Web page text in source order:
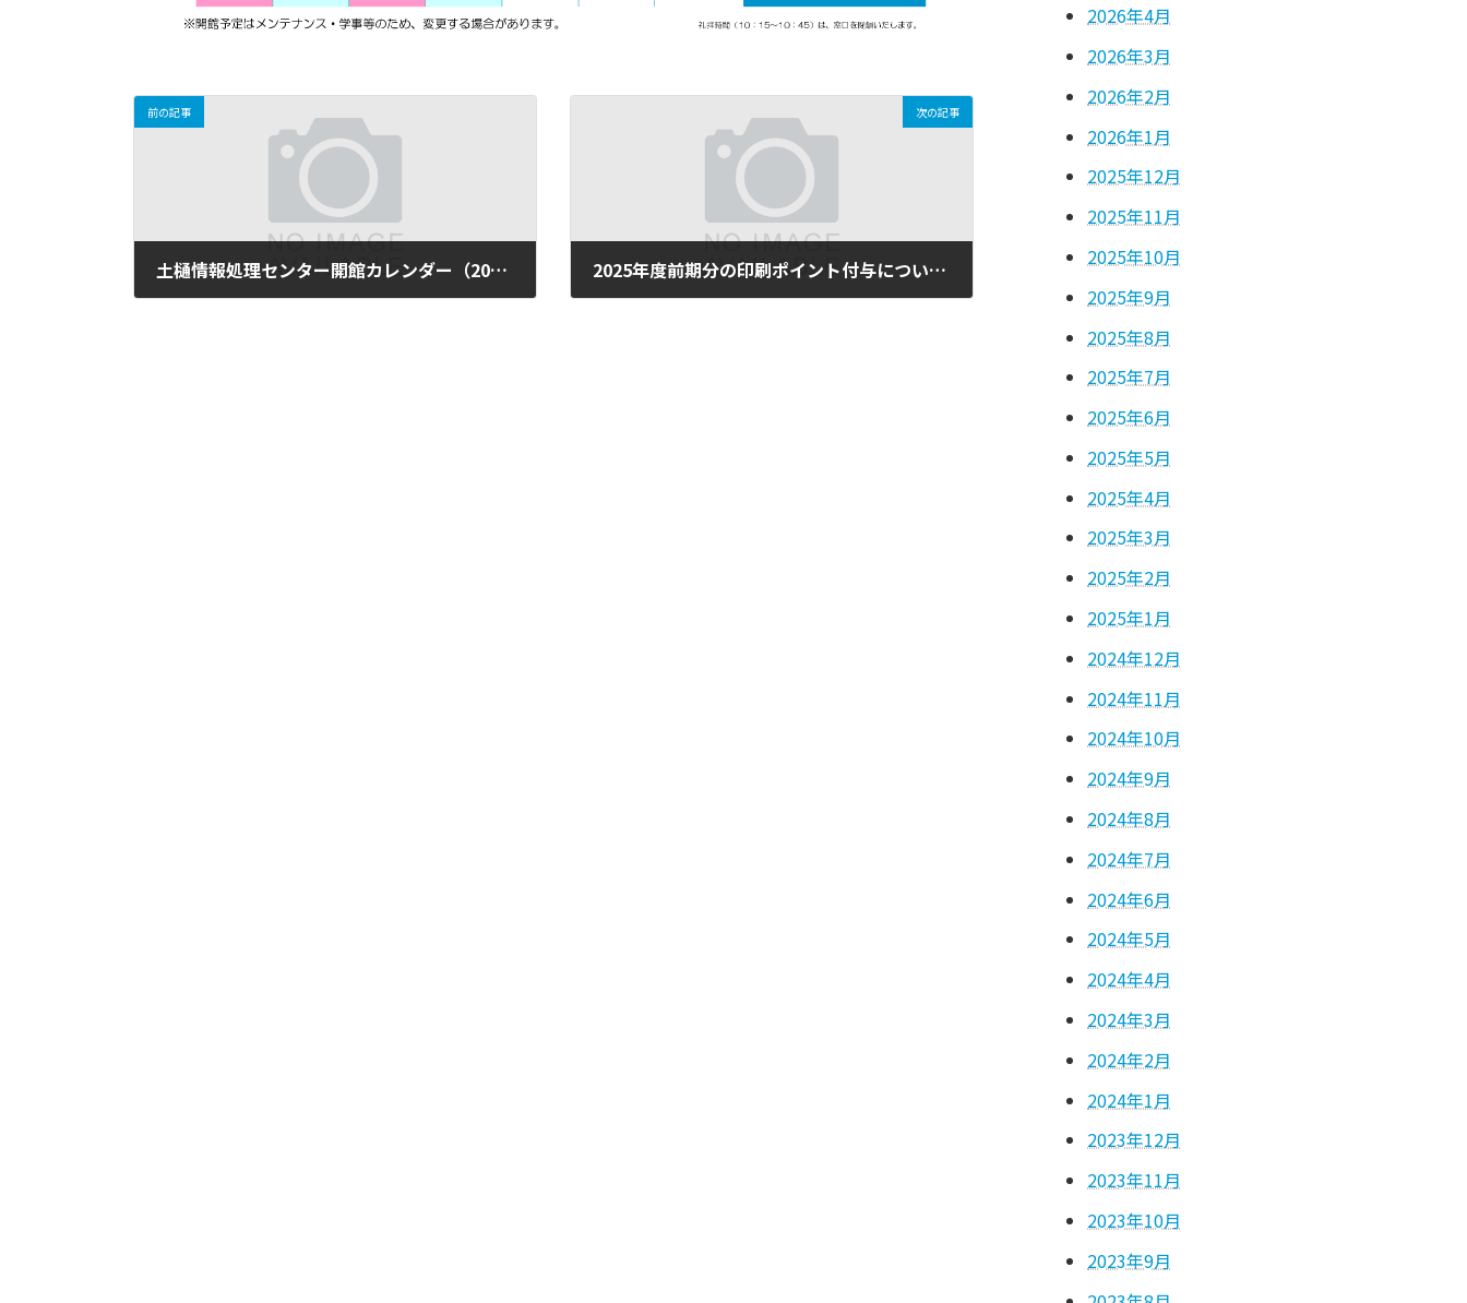
前の記事
土樋情報処理センター開館カレンダー（2025年4月）
次の記事
2025年度前期分の印刷ポイント付与について（学生向け）
2026年4月
2026年3月
2026年2月
2026年1月
2025年12月
2025年11月
2025年10月
2025年9月
2025年8月
2025年7月
2025年6月
2025年5月
2025年4月
2025年3月
2025年2月
2025年1月
2024年12月
2024年11月
2024年10月
2024年9月
2024年8月
2024年7月
2024年6月
2024年5月
2024年4月
2024年3月
2024年2月
2024年1月
2023年12月
2023年11月
2023年10月
2023年9月